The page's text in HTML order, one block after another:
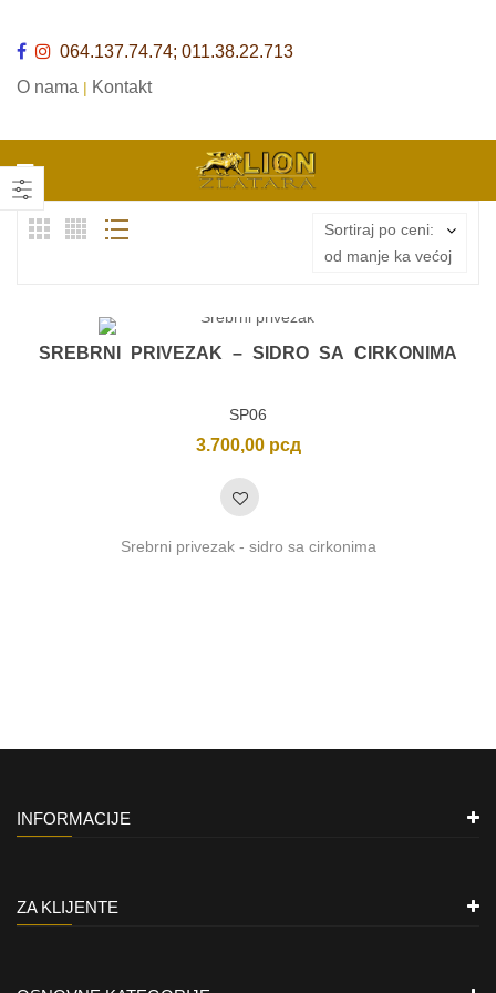
064.137.74.74; 011.38.22.713
O nama | Kontakt
Sortiraj po ceni:
od manje ka većoj
SREBRNI PRIVEZAK – SIDRO SA CIRKONIMA
SP06
3.700,00 рсд
Srebrni privezak - sidro sa cirkonima
INFORMACIJE
ZA KLIJENTE